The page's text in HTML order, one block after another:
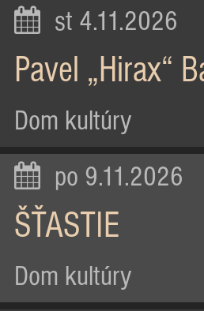
st 4.11.2026
Pavel „Hirax“
Dom kultúry
po 9.11.2026
ŠŤASTIE
Dom kultúry